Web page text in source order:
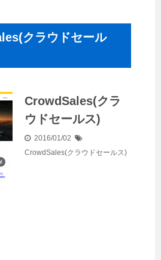
クラウドセール
CrowdSales(クラ
ウドセールス)
2016/01/02
CrowdSales(クラウドセールス)